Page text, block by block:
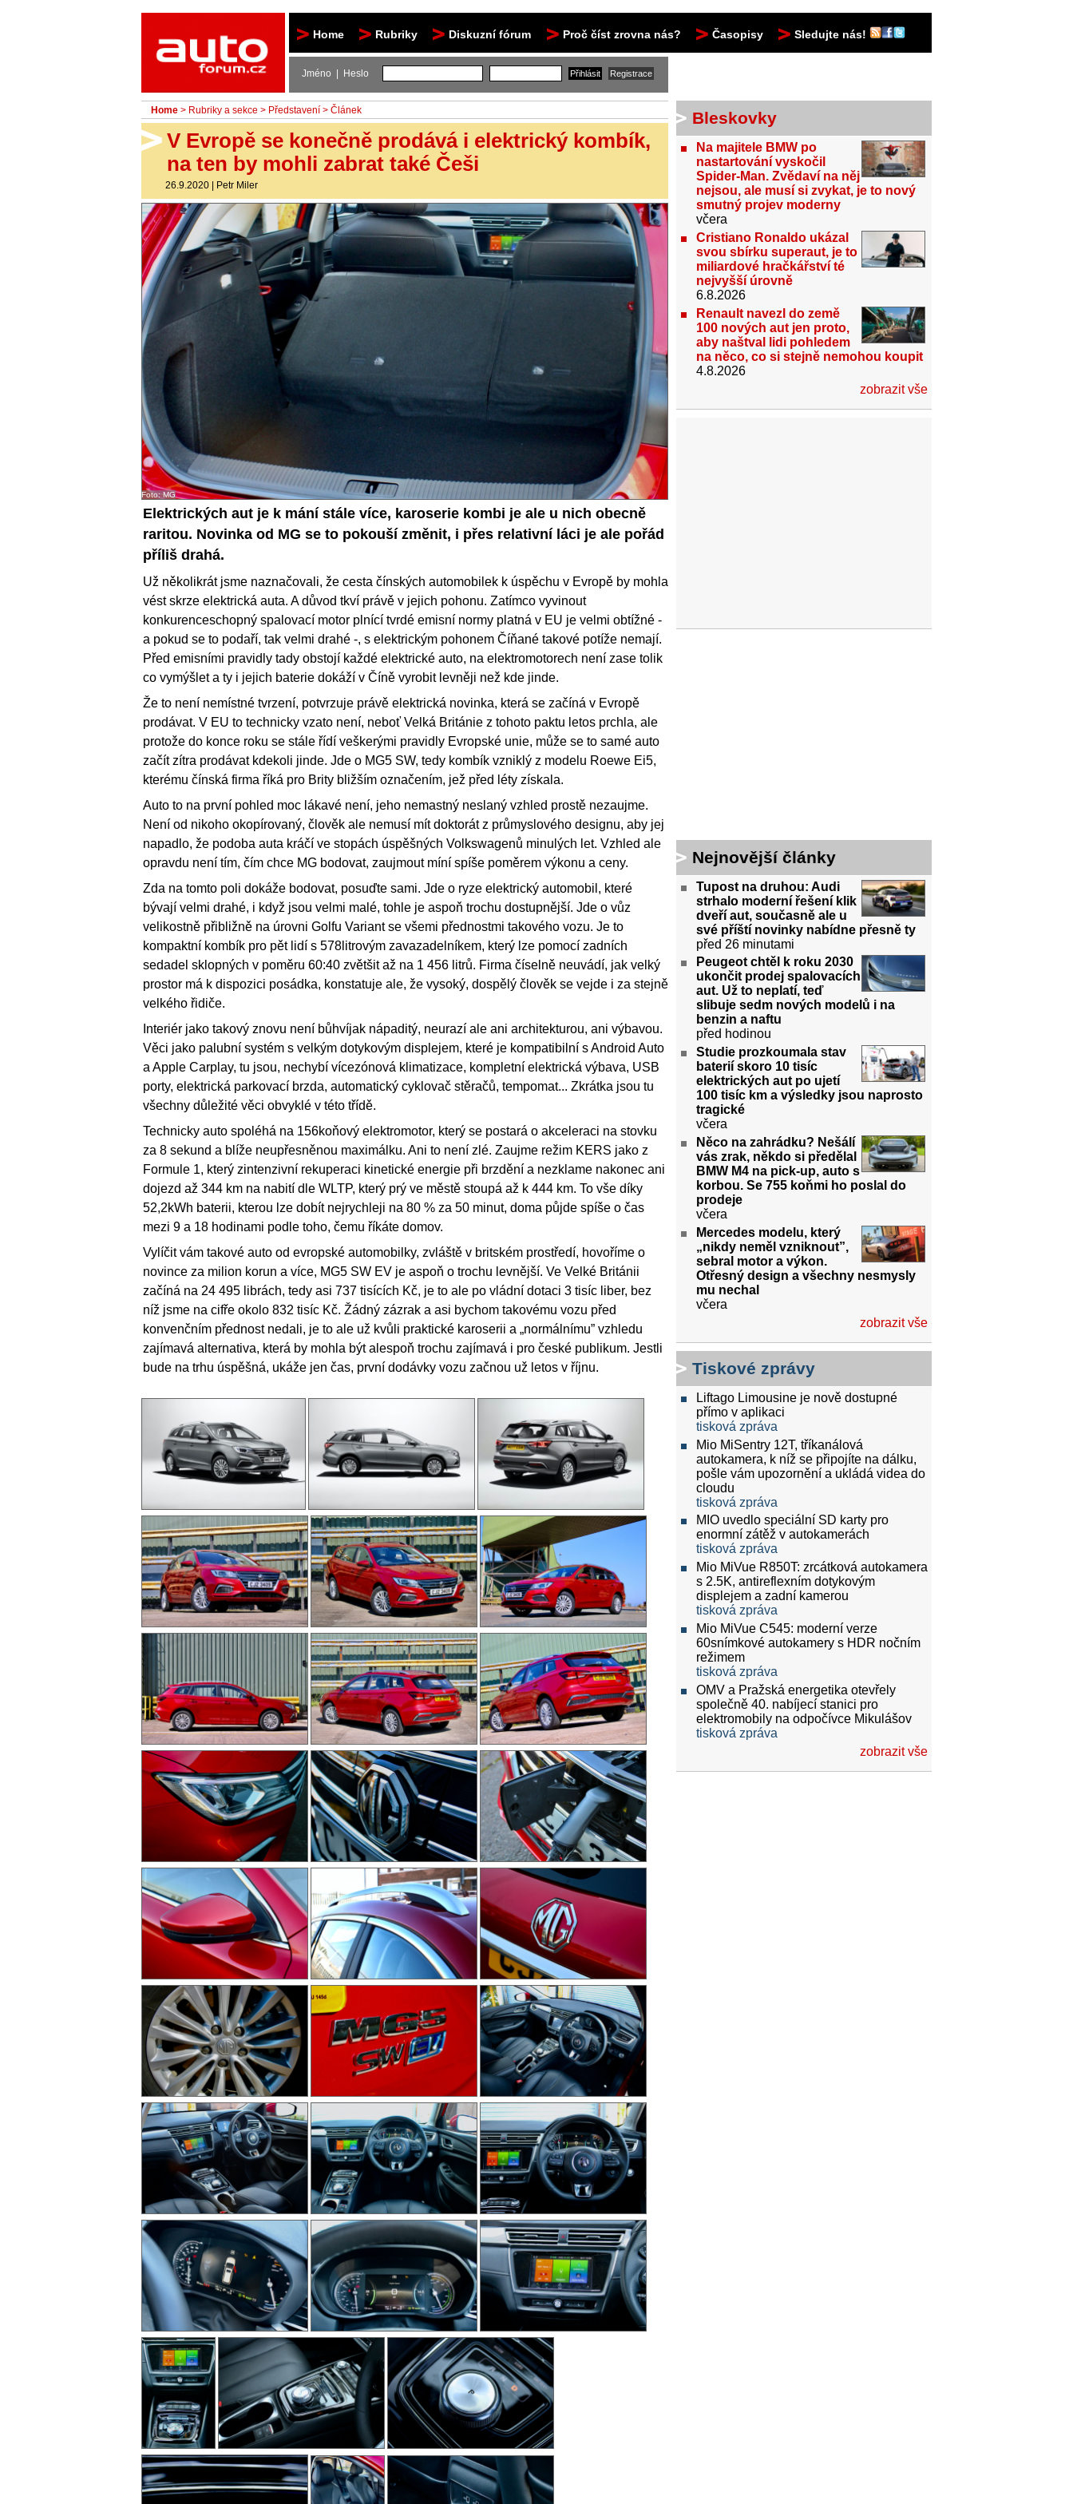
Home Rubriky Diskuzní fórum Proč číst zrovna nás? Časopisy Sledujte nás!
Jméno | Heslo
Home > Rubriky a sekce > Představení > Článek
V Evropě se konečně prodává i elektrický kombík,
na ten by mohli zabrat také Češi
26.9.2020 | Petr Miler
Foto: MG
Elektrických aut je k mání stále více, karoserie kombi je ale u nich obecně
raritou. Novinka od MG se to pokouší změnit, i přes relativní láci je ale pořád
příliš drahá.
Už několikrát jsme naznačovali, že cesta čínských automobilek k úspěchu v Evropě by mohla
vést skrze elektrická auta. A důvod tkví právě v jejich pohonu. Zatímco vyvinout
konkurenceschopný spalovací motor plnící tvrdé emisní normy platná v EU je velmi obtížné -
a pokud se to podaří, tak velmi drahé -, s elektrickým pohonem Číňané takové potíže nemají.
Před emisními pravidly tady obstojí každé elektrické auto, na elektromotorech není zase tolik
co vymýšlet a ty i jejich baterie dokáží v Číně vyrobit levněji než kde jinde.
Že to není nemístné tvrzení, potvrzuje právě elektrická novinka, která se začíná v Evropě
prodávat. V EU to technicky vzato není, neboť Velká Británie z tohoto paktu letos prchla, ale
protože do konce roku se stále řídí veškerými pravidly Evropské unie, může se to samé auto
začít zítra prodávat kdekoli jinde. Jde o MG5 SW, tedy kombík vzniklý z modelu Roewe Ei5,
kterému čínská firma říká pro Brity bližším označením, jež před léty získala.
Auto to na první pohled moc lákavé není, jeho nemastný neslaný vzhled prostě nezaujme.
Není od nikoho okopírovaný, člověk ale nemusí mít doktorát z průmyslového designu, aby jej
napadlo, že podoba auta kráčí ve stopách úspěšných Volkswagenů minulých let. Vzhled ale
opravdu není tím, čím chce MG bodovat, zaujmout míní spíše poměrem výkonu a ceny.
Zda na tomto poli dokáže bodovat, posuďte sami. Jde o ryze elektrický automobil, které
bývají velmi drahé, i když jsou velmi malé, tohle je aspoň trochu dostupnější. Jde o vůz
velikostně přibližně na úrovni Golfu Variant se všemi přednostmi takového vozu. Je to
kompaktní kombík pro pět lidí s 578litrovým zavazadelníkem, který lze pomocí zadních
sedadel sklopných v poměru 60:40 zvětšit až na 1 456 litrů. Firma číselně neuvádí, jak velký
prostor má k dispozici posádka, konstatuje ale, že vysoký, dospělý člověk se vejde i za stejně
velkého řidiče.
Interiér jako takový znovu není bůhvíjak nápaditý, neurazí ale ani architekturou, ani výbavou.
Věci jako palubní systém s velkým dotykovým displejem, které je kompatibilní s Android Auto
a Apple Carplay, tu jsou, nechybí vícezónová klimatizace, kompletní elektrická výbava, USB
porty, elektrická parkovací brzda, automatický cyklovač stěračů, tempomat... Zkrátka jsou tu
všechny důležité věci obvyklé v této třídě.
Technicky auto spoléhá na 156koňový elektromotor, který se postará o akceleraci na stovku
za 8 sekund a blíže neupřesněnou maximálku. Ani to není zlé. Zaujme režim KERS jako z
Formule 1, který zintenzivní rekuperaci kinetické energie při brzdění a nezklame nakonec ani
dojezd až 344 km na nabití dle WLTP, který prý ve městě stoupá až k 444 km. To vše díky
52,2kWh baterii, kterou lze dobít nejrychleji na 80 % za 50 minut, doma půjde spíše o čas
mezi 9 a 18 hodinami podle toho, čemu říkáte domov.
Vylíčit vám takové auto od evropské automobilky, zvláště v britském prostředí, hovoříme o
novince za milion korun a více, MG5 SW EV je aspoň o trochu levnější. Ve Velké Británii
začíná na 24 495 librách, tedy asi 737 tisících Kč, je to ale po vládní dotaci 3 tisíc liber, bez
níž jsme na cifře okolo 832 tisíc Kč. Žádný zázrak a asi bychom takovému vozu před
konvenčním přednost nedali, je to ale už kvůli praktické karoserii a „normálnímu” vzhledu
zajímavá alternativa, která by mohla být alespoň trochu zajímavá i pro české publikum. Jestli
bude na trhu úspěšná, ukáže jen čas, první dodávky vozu začnou už letos v říjnu.
Bleskovky
Na majitele BMW po
nastartování vyskočil
Spider-Man. Zvědaví na něj
nejsou, ale musí si zvykat, je to nový
smutný projev moderny
včera
Cristiano Ronaldo ukázal
svou sbírku superaut, je to
miliardové hračkářství té
nejvyšší úrovně
6.8.2026
Renault navezl do země
100 nových aut jen proto,
aby naštval lidi pohledem
na něco, co si stejně nemohou koupit
4.8.2026
zobrazit vše
Nejnovější články
Tupost na druhou: Audi
strhalo moderní řešení klik
dveří aut, současně ale u
své příští novinky nabídne přesně ty
před 26 minutami
Peugeot chtěl k roku 2030
ukončit prodej spalovacích
aut. Už to neplatí, teď
slibuje sedm nových modelů i na
benzin a naftu
před hodinou
Studie prozkoumala stav
baterií skoro 10 tisíc
elektrických aut po ujetí
100 tisíc km a výsledky jsou naprosto
tragické
včera
Něco na zahrádku? Nešálí
vás zrak, někdo si předělal
BMW M4 na pick-up, auto s
korbou. Se 755 koňmi ho poslal do
prodeje
včera
Mercedes modelu, který
„nikdy neměl vzniknout”,
sebral motor a výkon.
Otřesný design a všechny nesmysly
mu nechal
včera
zobrazit vše
Tiskové zprávy
Liftago Limousine je nově dostupné
přímo v aplikaci
tisková zpráva
Mio MiSentry 12T, tříkanálová
autokamera, k níž se připojíte na dálku,
pošle vám upozornění a ukládá videa do
cloudu
tisková zpráva
MIO uvedlo speciální SD karty pro
enormní zátěž v autokamerách
tisková zpráva
Mio MiVue R850T: zrcátková autokamera
s 2.5K, antireflexním dotykovým
displejem a zadní kamerou
tisková zpráva
Mio MiVue C545: moderní verze
60snímkové autokamery s HDR nočním
režimem
tisková zpráva
OMV a Pražská energetika otevřely
společně 40. nabíjecí stanici pro
elektromobily na odpočívce Mikulášov
tisková zpráva
zobrazit vše